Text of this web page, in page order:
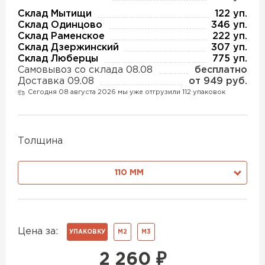
Склад Мытищи
122 уп.
Склад Одинцово
346 уп.
Склад Раменское
222 уп.
Склад Дзержинский
307 уп.
Склад Люберцы
775 уп.
Самовывоз со склада 08.08
бесплатно
Доставка 09.08
от 949 руб.
Сегодня 08 августа 2026 мы уже отгрузили 112 упаковок
Толщина
110 ММ
Цена за: УПАКОВКУ М2 М3
2 260 ₽
Утеплитель Изотек
ПЕРЕЙТИ
Утеплитель Ruspanel
ПЕРЕЙТИ
ПЕРЕЙТИ
ПЕРЕЙТИ
Утеплитель Юматекс
Утеплитель Теплекс
Утеплитель Дирок